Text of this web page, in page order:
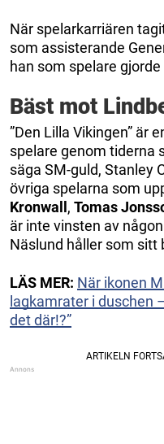
När spelarkarriären
som assisterande
han som spelare
Bäst mot
”Den Lilla Vikingen” är
spelare genom tiderna
säga SM-guld, Stanley
övriga spelarna som
Kronwall , Tomas
är inte vinsten av
Näslund håller som sitt
LÄS MER: När ikonen
lagkamrater i duschen
det där!?”